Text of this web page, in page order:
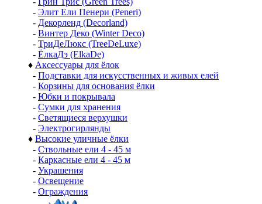
- Элит Ели Пенери (Peneri)
- Декорленд (Decorland)
- Винтер Деко (Winter Deco)
- ТриДеЛюкс (TreeDeLuxe)
- ЁлкаДэ (ElkaDe)
♦ Аксессуары для ёлок
- Подставки для искусственных и живых елей
- Корзины для основания ёлки
- Юбки и покрывала
- Сумки для хранения
- Светящиеся верхушки
- Электрогирлянды
♦ Высокие уличные ёлки
- Ствольные ели 4 - 45 м
- Каркасные ели 4 - 45 м
- Украшения
- Освещение
- Ограждения